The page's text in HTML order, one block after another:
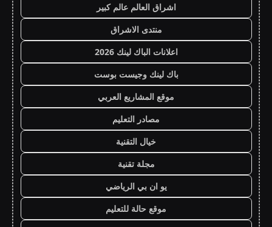
اشراق العالم عالم كبير
منتدى الاشراق
اعلانات الباك لينك 2026
باك لينك وجيست بوست
موقع المشاريع العربي
مصادر التعليم
خيال التقنية
مجلة تقنية
يو ان بي الرياضي
موقع حالة للتعليم